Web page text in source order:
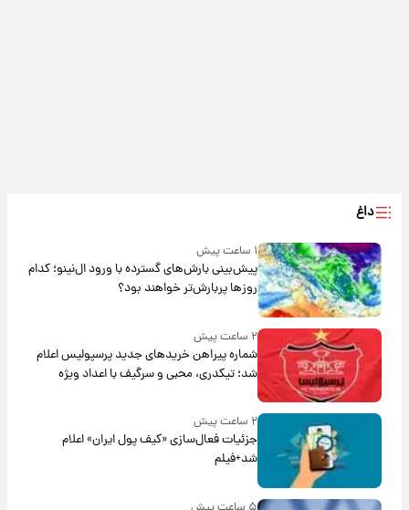
داغ
۱ ساعت پیش
پیش‌بینی بارش‌های گسترده با ورود ال‌نینو؛ کدام
روزها پربارش‌تر خواهند بود؟
۲ ساعت پیش
شماره پیراهن خریدهای جدید پرسپولیس اعلام
شد؛ تیکدری، محبی و سرگیف با اعداد ویژه
۲ ساعت پیش
جزئیات فعال‌سازی «کیف پول ایران» اعلام
شد+فیلم